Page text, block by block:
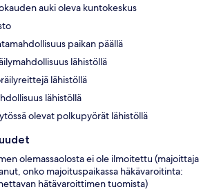
auki oleva kuntokeskus
paikan päällä
lähistöllä
lähistöllä
lähistöllä
olevat polkupyörät lähistöllä
olemassaolosta ei ole ilmoitettu (majoittaja
onko majoituspaikassa häkävaroitinta:
hätävaroittimen tuomista)